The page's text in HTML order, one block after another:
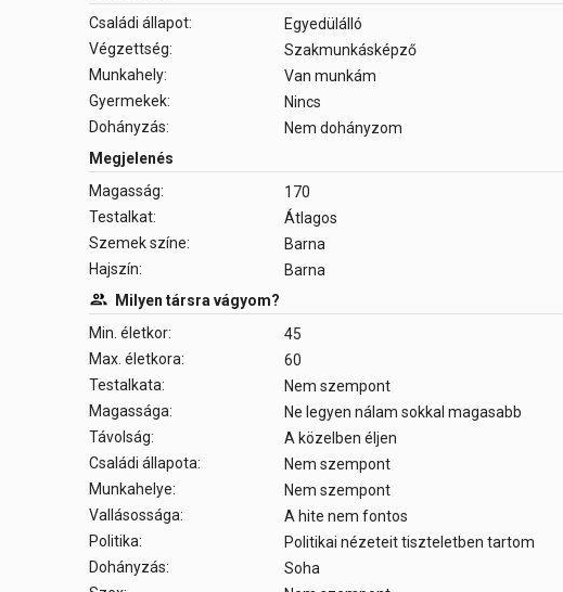
Családi állapot:
Egyedülálló
Végzettség:
Szakmunkásképző
Munkahely:
Van munkám
Gyermekek:
Nincs
Dohányzás:
Nem dohányzom
Megjelenés
Magasság:
170
Testalkat:
Átlagos
Szemek színe:
Barna
Hajszín:
Barna
Milyen társra vágyom?
Min. életkor:
45
Max. életkora:
60
Testalkata:
Nem szempont
Magassága:
Ne legyen nálam sokkal magasabb
Távolság:
A közelben éljen
Családi állapota:
Nem szempont
Munkahelye:
Nem szempont
Vallásossága:
A hite nem fontos
Politika:
Politikai nézeteit tiszteletben tartom
Dohányzás:
Soha